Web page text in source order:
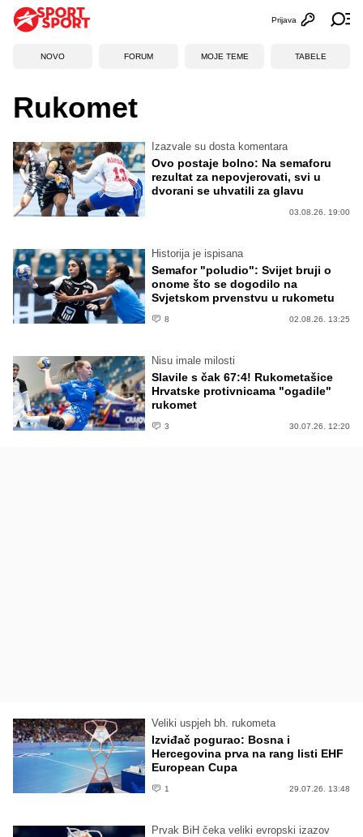
Otvori
Prijava
NOVO FORUM MOJE TEME TABELE
Rukomet
Izazvale su dosta komentara
Ovo postaje bolno: Na semaforu
rezultat za nepovjerovati, svi u
dvorani se uhvatili za glavu
03.08.26. 19:00
Historija je ispisana
Semafor "poludio": Svijet bruji o
onome što se dogodilo na
Svjetskom prvenstvu u rukometu
8 02.08.26. 13:25
Nisu imale milosti
Slavile s čak 67:4! Rukometašice
Hrvatske protivnicama "ogadile"
rukomet
3 30.07.26. 12:20
Veliki uspjeh bh. rukometa
Izviđač pogurao: Bosna i
Hercegovina prva na rang listi EHF
European Cupa
1 29.07.26. 13:48
Prvak BiH čeka veliki evropski izazov